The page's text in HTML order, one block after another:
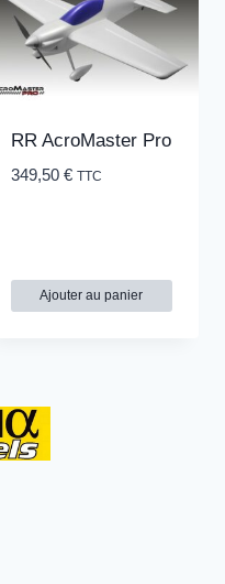
RR AcroMaster Pro
349,50 € TTC
Ajouter au panier